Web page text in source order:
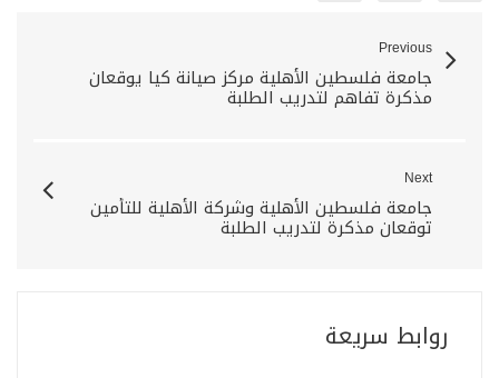
Previous
جامعة فلسطين الأهلية مركز صيانة كيا يوقعان
مذكرة تفاهم لتدريب الطلبة
Next
جامعة فلسطين الأهلية وشركة الأهلية للتأمين
توقعان مذكرة لتدريب الطلبة
روابط سريعة